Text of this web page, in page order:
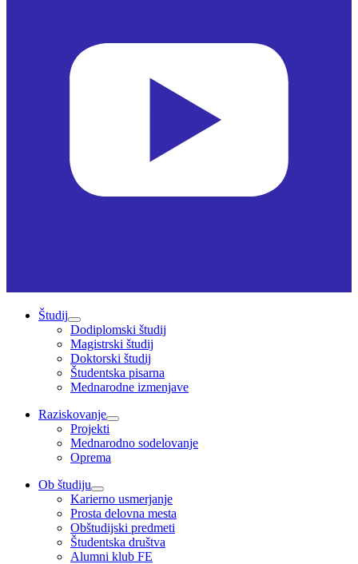
Študij
Dodiplomski študij
Magistrski študij
Doktorski študij
Študentska pisarna
Mednarodne izmenjave
Raziskovanje
Projekti
Mednarodno sodelovanje
Oprema
Ob študiju
Karierno usmerjanje
Prosta delovna mesta
Obštudijski predmeti
Študentska društva
Alumni klub FE